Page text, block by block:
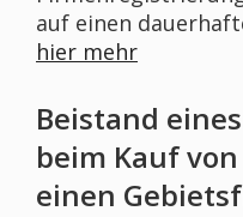
auf einen
hier mehr
Beistand
beim Kauf
einen